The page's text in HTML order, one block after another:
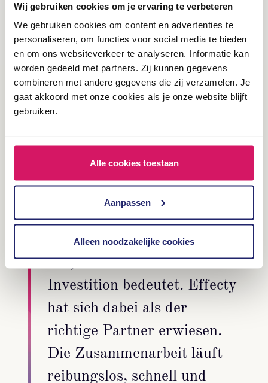
Wij gebruiken cookies om je ervaring te verbeteren
We gebruiken cookies om content en advertenties te
personaliseren, om functies voor social media te bieden
en om ons websiteverkeer te analyseren. Informatie kan
worden gedeeld met partners. Zij kunnen gegevens
combineren met andere gegevens die zij verzamelen. Je
gaat akkoord met onze cookies als je onze website blijft
gebruiken.
Alle cookies toestaan
Aanpassen
Alleen noodzakelijke cookies
"Die Umstellung auf eine
Strategie war ein
spannender Schritt, der (für
uns) eine erhebliche
Investition bedeutet. Effecty
hat sich dabei als der
richtige Partner erwiesen.
Die Zusammenarbeit läuft
reibungslos, schnell und